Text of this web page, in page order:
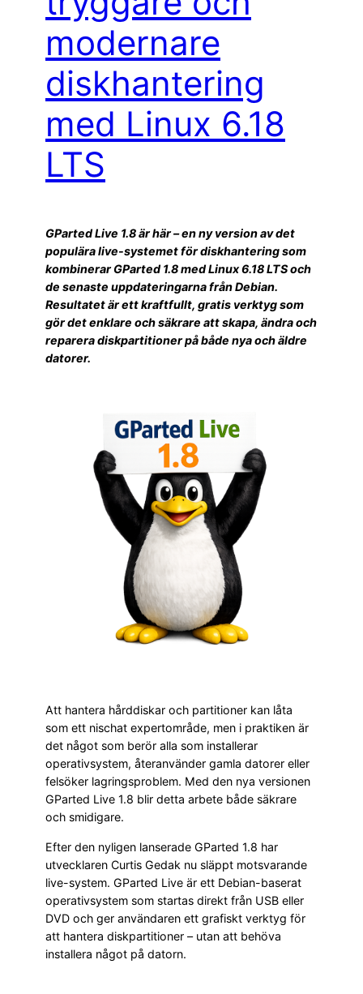
modernare
diskhantering
med Linux 6.18
LTS
GParted Live 1.8 är här – en ny version av det
populära live-systemet för diskhantering som
kombinerar GParted 1.8 med Linux 6.18 LTS och
de senaste uppdateringarna från Debian.
Resultatet är ett kraftfullt, gratis verktyg som
gör det enklare och säkrare att skapa, ändra och
reparera diskpartitioner på både nya och äldre
datorer.
Att hantera hårddiskar och partitioner kan låta
som ett nischat expertområde, men i praktiken är
det något som berör alla som installerar
operativsystem, återanvänder gamla datorer eller
felsöker lagringsproblem. Med den nya versionen
GParted Live 1.8 blir detta arbete både säkrare
och smidigare.
Efter den nyligen lanserade GParted 1.8 har
utvecklaren Curtis Gedak nu släppt motsvarande
live-system. GParted Live är ett Debian-baserat
operativsystem som startas direkt från USB eller
DVD och ger användaren ett grafiskt verktyg för
att hantera diskpartitioner – utan att behöva
installera något på datorn.